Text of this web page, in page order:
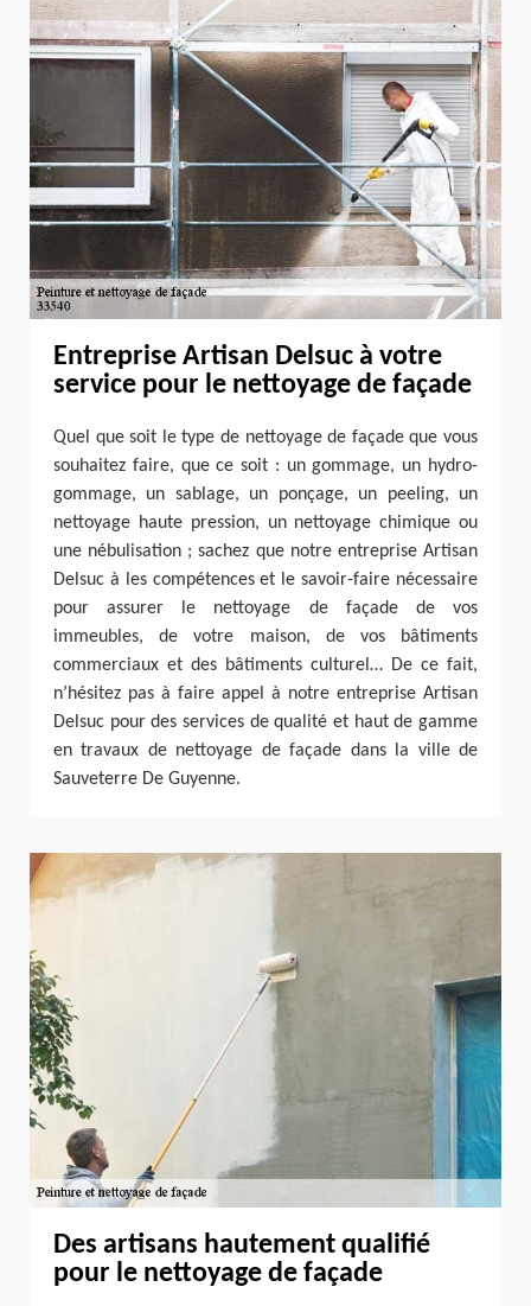
Entreprise Artisan Delsuc à votre
service pour le nettoyage de façade
Quel que soit le type de nettoyage de façade que vous
souhaitez faire, que ce soit : un gommage, un hydro-
gommage, un sablage, un ponçage, un peeling, un
nettoyage haute pression, un nettoyage chimique ou
une nébulisation ; sachez que notre entreprise Artisan
Delsuc à les compétences et le savoir-faire nécessaire
pour assurer le nettoyage de façade de vos
immeubles, de votre maison, de vos bâtiments
commerciaux et des bâtiments culturel… De ce fait,
n’hésitez pas à faire appel à notre entreprise Artisan
Delsuc pour des services de qualité et haut de gamme
en travaux de nettoyage de façade dans la ville de
Sauveterre De Guyenne.
Des artisans hautement qualifié
pour le nettoyage de façade